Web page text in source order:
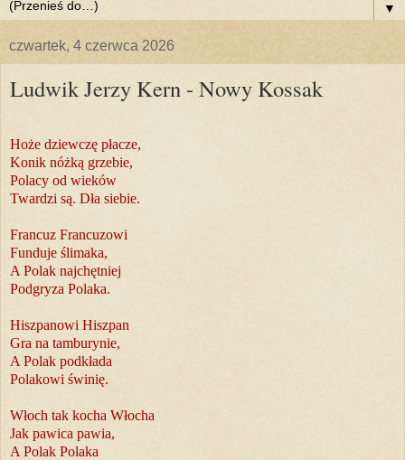
▼
czwartek, 4 czerwca 2026
Ludwik Jerzy Kern - Nowy Kossak
Hoże dziewczę płacze,
Konik nóżką grzebie,
Polacy od wieków
Twardzi są. Dła siebie.
Francuz Francuzowi
Funduje ślimaka,
A Polak najchętniej
Podgryza Polaka.
Hiszpanowi Hiszpan
Gra na tamburynie,
A Polak podkłada
Polakowi świnię.
Włoch tak kocha Włocha
Jak pawica pawia,
A Polak Polaka